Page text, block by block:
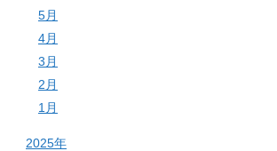
5月
4月
3月
2月
1月
2025年